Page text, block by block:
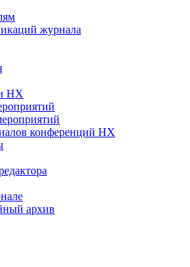
журнала
НХ
конференций НХ
архив